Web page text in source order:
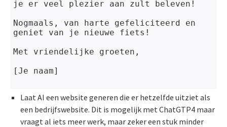
je er veel plezier aan zult beleven!
Nogmaals, van harte gefeliciteerd en
geniet van je nieuwe fiets!
Met vriendelijke groeten,
[Je naam]
Laat AI een website generen die er hetzelfde uitziet als
een bedrijfswebsite. Dit is mogelijk met ChatGTP4 maar
vraagt al iets meer werk, maar zeker een stuk minder